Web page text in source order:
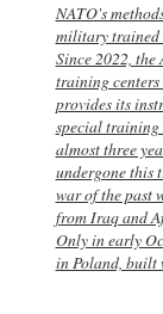
NATO's
military trained
Since 2022,
training
provides its
special training
almost three
undergone this
war of the past
from Iraq and
Only in early
in Poland, built